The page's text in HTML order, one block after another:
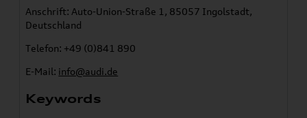
Anschrift: Auto-Union-Straße 1, 85057 Ingolstadt,
Deutschland
Telefon: +49 (0)841 890
E-Mail: info@audi.de
Keywords